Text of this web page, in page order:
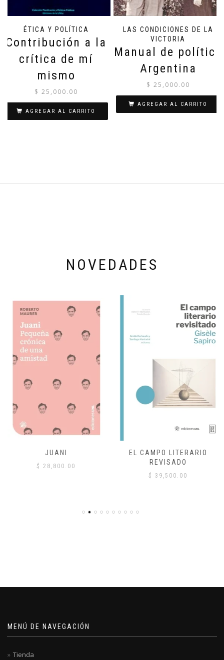
ÉTICA Y POLÍTICA
Contribución a la
crítica de mí
mismo
$ 25,000.00
AGREGAR AL CARRITO
LAS CONDICIONES DE LA
VICTORIA
Manual de política
Argentina
$ 25,000.00
AGREGAR AL CARRITO
NOVEDADES
JUANI
$ 28,800.00
EL CAMPO LITERARIO
REVISADO
$ 39,500.00
MENÚ DE NAVEGACIÓN
Tienda